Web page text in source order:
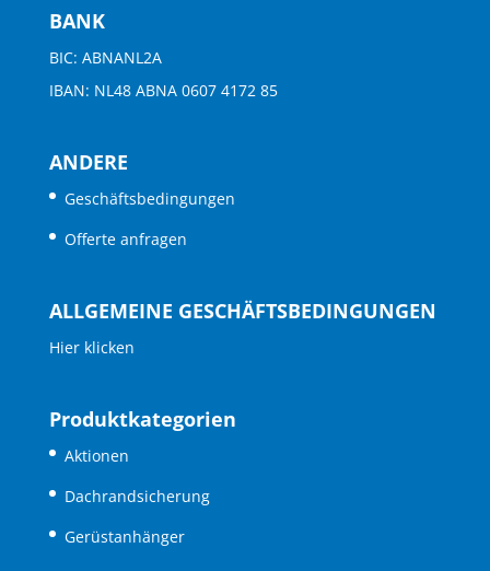
BANK
BIC: ABNANL2A
IBAN: NL48 ABNA 0607 4172 85
ANDERE
Geschäftsbedingungen
Offerte anfragen
ALLGEMEINE GESCHÄFTSBEDINGUNGEN
Hier klicken
Produktkategorien
Aktionen
Dachrandsicherung
Gerüstanhänger